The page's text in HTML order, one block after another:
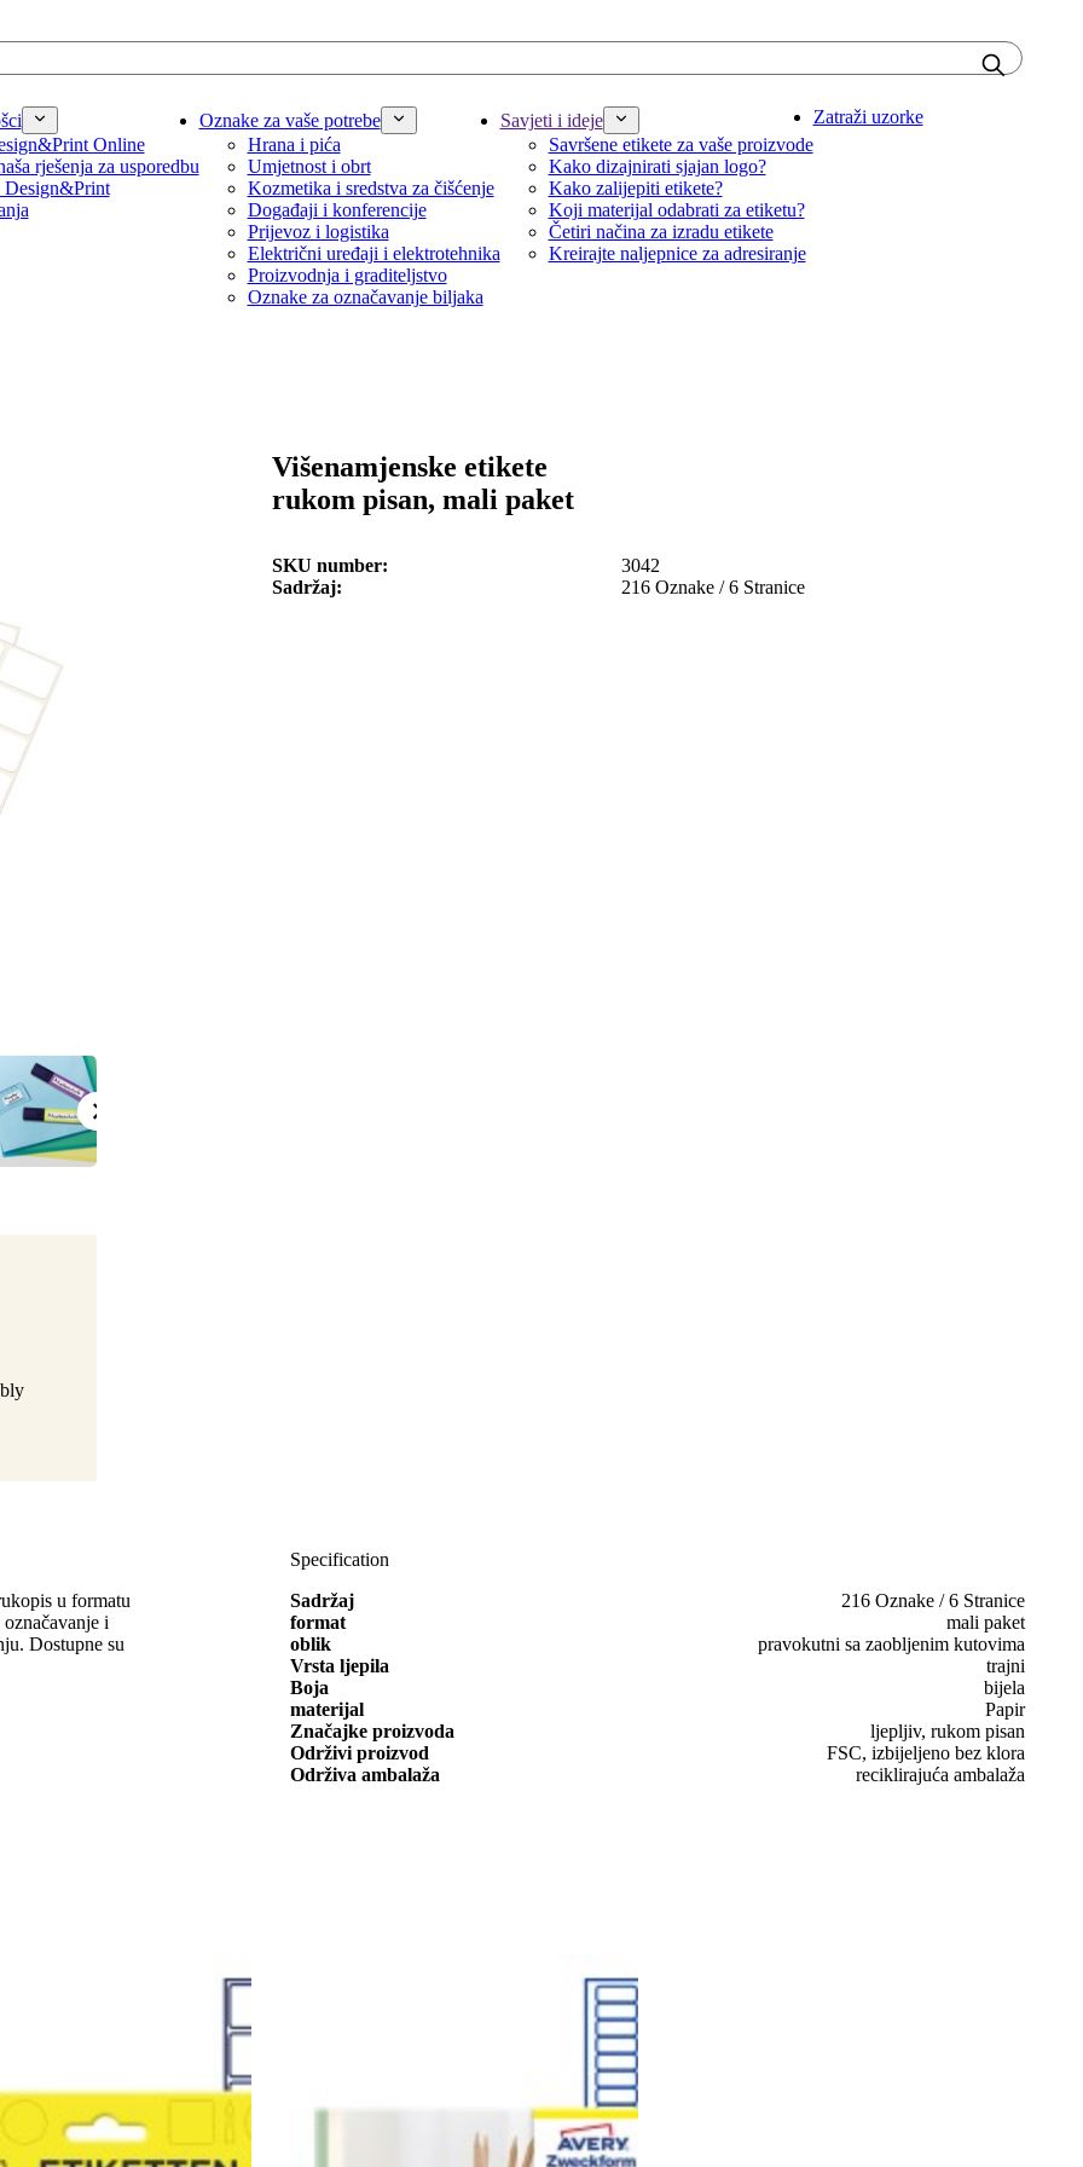
Online
rješenja za usporedbu
Design&Print
Oznake za vaše potrebe
Hrana i pića
Umjetnost i obrt
Kozmetika i sredstva za čišćenje
Događaji i konferencije
Prijevoz i logistika
Električni uređaji i elektrotehnika
Proizvodnja i graditeljstvo
Oznake za označavanje biljaka
Savjeti i ideje
Savršene etikete za vaše proizvode
Kako dizajnirati sjajan logo?
Kako zalijepiti etikete?
Koji materijal odabrati za etiketu?
Četiri načina za izradu etikete
Kreirajte naljepnice za adresiranje
Zatraži uzorke
Višenamjenske etikete
rukom pisan, mali paket
SKU number
3042
Sadržaj
216 Oznake / 6 Stranice
u formatu
i
Dostupne su
Specification
Sadržaj
216 Oznake / 6 Stranice
format
mali paket
oblik
pravokutni sa zaobljenim kutovima
Vrsta ljepila
trajni
Boja
bijela
materijal
Papir
Značajke proizvoda
ljepljiv, rukom pisan
Održivi proizvod
FSC, izbijeljeno bez klora
Održiva ambalaža
reciklirajuća ambalaža